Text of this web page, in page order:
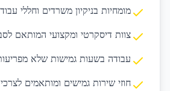
מומחיות בניקיון משרדים וחללי
צוות דיסקרטי ומקצועי המותאם
עבודה בשעות גמישות שלא
חוזי שירות גמישים ומותאמים